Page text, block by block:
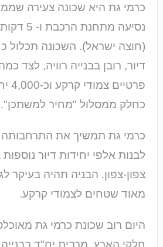
דיור, רובן בבנייה רוויה, לצד
כחלק ממסלול "מחיר למשתכן".
כרמי גת תמשיך את התרחבותה
לבנות אלפי יחידות דיור
צפון-צפון. הבניה תהיה בעיקר
מאוד שטחים לצמודי קרקע.
היום רוב שכונת כרמי גת
חלקי הארץ. מרבית יח"ד בבנייה